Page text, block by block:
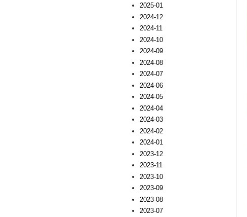
2025-01
2024-12
2024-11
2024-10
2024-09
2024-08
2024-07
2024-06
2024-05
2024-04
2024-03
2024-02
2024-01
2023-12
2023-11
2023-10
2023-09
2023-08
2023-07